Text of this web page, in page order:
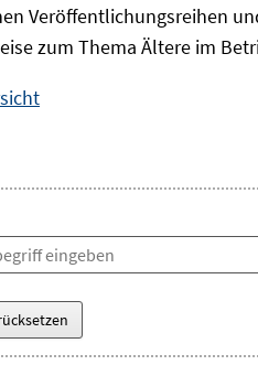
Veröffentlichungsreihen
zum Thema Ältere im